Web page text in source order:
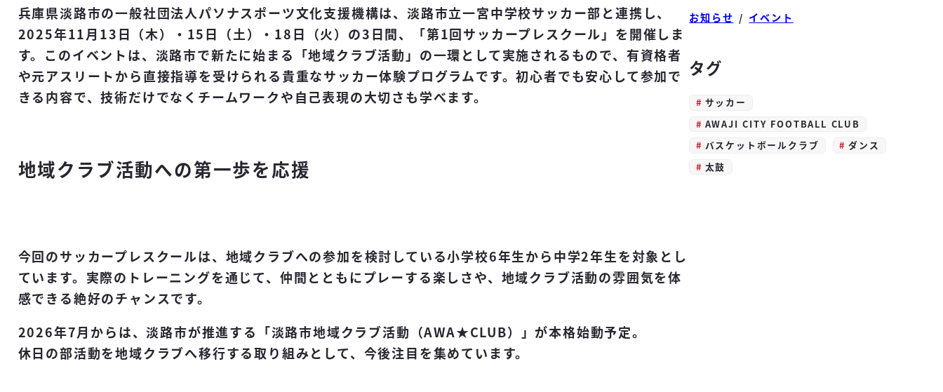
兵庫県淡路市の一般社団法人パソナスポーツ文化支援機構は、淡路市立一宮中学校サッカー部と連携し、
2025年11月13日（木）・15日（土）・18日（火）の3日間、「第1回サッカープレスクール」を開催しま
す。このイベントは、淡路市で新たに始まる「地域クラブ活動」の一環として実施されるもので、有資格者
や元アスリートから直接指導を受けられる貴重なサッカー体験プログラムです。初心者でも安心して参加で
きる内容で、技術だけでなくチームワークや自己表現の大切さも学べます。
地域クラブ活動への第一歩を応援
今回のサッカープレスクールは、地域クラブへの参加を検討している小学校6年生から中学2年生を対象とし
ています。実際のトレーニングを通じて、仲間とともにプレーする楽しさや、地域クラブ活動の雰囲気を体
感できる絶好のチャンスです。
2026年7月からは、淡路市が推進する「淡路市地域クラブ活動（AWA★CLUB）」が本格始動予定。
休日の部活動を地域クラブへ移行する取り組みとして、今後注目を集めています。
お知らせ イベント
タグ
サッカー
AWAJI CITY FOOTBALL CLUB
バスケットボールクラブ
ダンス
太鼓